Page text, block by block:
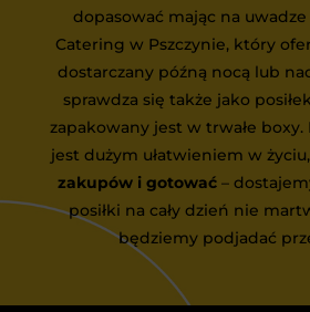
dopasować mając na uwadze
Catering w Pszczynie, który
dostarczany późną nocą lub
sprawdza się także jako
zapakowany jest w trwałe boxy.
jest dużym ułatwieniem w życiu,
zakupów i gotować–
posiłki na cały dzień nie
będziemy podjadać